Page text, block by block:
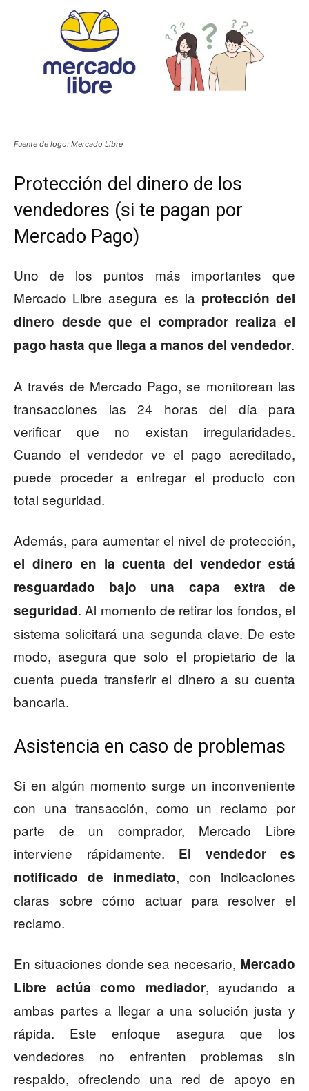
Fuente de logo: Mercado Libre
Protección del dinero de los
vendedores (si te pagan por
Mercado Pago)
Uno de los puntos más importantes que
Mercado Libre asegura es la protección del
dinero desde que el comprador realiza el
pago hasta que llega a manos del vendedor.
A través de Mercado Pago, se monitorean las
transacciones las 24 horas del día para
verificar que no existan irregularidades.
Cuando el vendedor ve el pago acreditado,
puede proceder a entregar el producto con
total seguridad.
Además, para aumentar el nivel de protección,
el dinero en la cuenta del vendedor está
resguardado bajo una capa extra de
seguridad. Al momento de retirar los fondos, el
sistema solicitará una segunda clave. De este
modo, asegura que solo el propietario de la
cuenta pueda transferir el dinero a su cuenta
bancaria.
Asistencia en caso de problemas
Si en algún momento surge un inconveniente
con una transacción, como un reclamo por
parte de un comprador, Mercado Libre
interviene rápidamente. El vendedor es
notificado de inmediato, con indicaciones
claras sobre cómo actuar para resolver el
reclamo.
En situaciones donde sea necesario, Mercado
Libre actúa como mediador, ayudando a
ambas partes a llegar a una solución justa y
rápida. Este enfoque asegura que los
vendedores no enfrenten problemas sin
respaldo, ofreciendo una red de apoyo en